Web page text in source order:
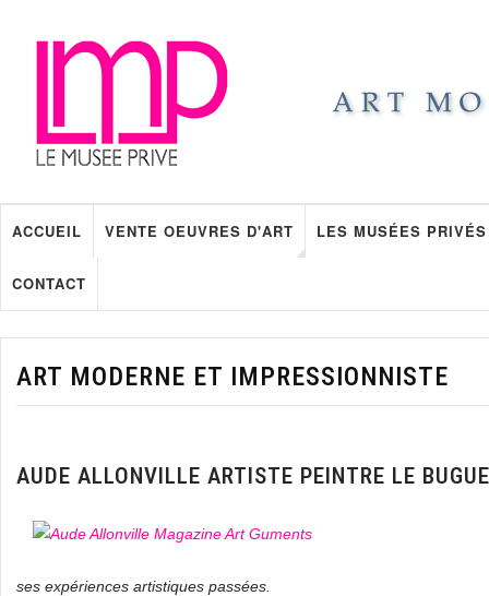
ACCUEIL VENTE OEUVRES D'ART LES MUSÉES PRIVÉS
CONTACT
ART MODERNE ET IMPRESSIONNISTE
AUDE ALLONVILLE ARTISTE PEINTRE LE BUGUE
ses expériences artistiques passées.